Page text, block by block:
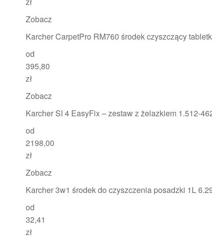
Zobacz
Karcher CarpetPro RM760 środek czyszczący
od
395,80
zł
Zobacz
Karcher SI 4 EasyFix – zestaw z żelazkiem 1.512-
od
2198,00
zł
Zobacz
Karcher 3w1 środek do czyszczenia posadzki 1L
od
32,41
zł